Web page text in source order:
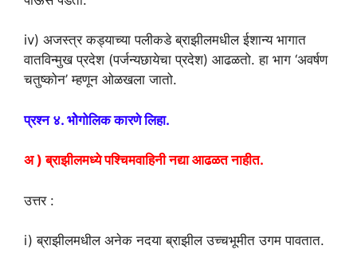
iv) अजस्त्र कड्याच्या पलीकडे ब्राझीलमधील ईशान्य भागात
वातविन्मुख प्रदेश (पर्जन्यछायेचा प्रदेश) आढळतो. हा भाग ‘अवर्षण
चतुष्कोन’ म्हणून ओळखला जातो.
प्रश्न ४. भोेगोलिक कारणे लिहा.
अ ) ब्राझीलमध्ये पश्चिमवाहिनी नद्या आढळत नाहीत.
उत्तर :
i) ब्राझीलमधील अनेक नदया ब्राझील उच्चभूमीत उगम पावतात.